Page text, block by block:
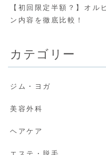
【初回限定半額？】オル
ン内容を徹底比較！
カテゴリー
ジム・ヨガ
美容外科
ヘアケア